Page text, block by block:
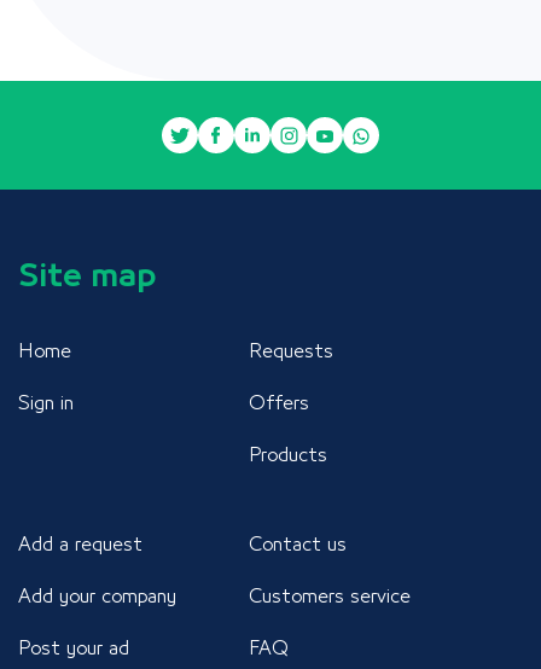
Site map
Home
Sign in
Requests
Offers
Products
Add a request
Add your company
Post your ad
Contact us
Customers service
FAQ